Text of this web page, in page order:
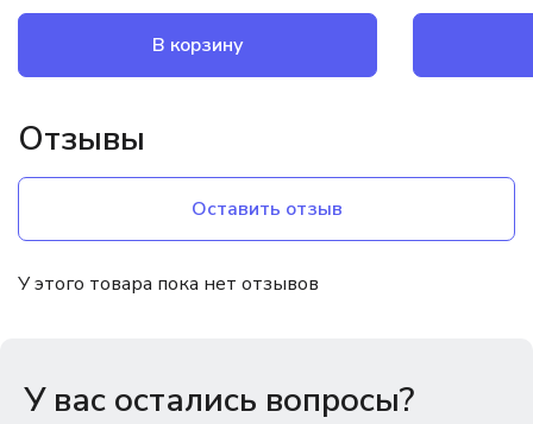
В корзину
Отзывы
Оставить отзыв
У этого товара пока нет отзывов
У вас остались вопросы?